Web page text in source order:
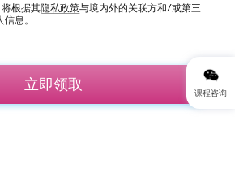
根据其隐私政策与境内外的关联方和/或第三
息。
立即领取 课程咨询